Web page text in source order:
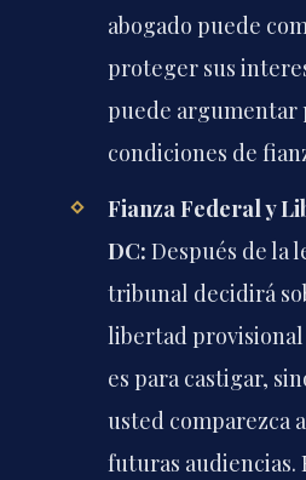
abogado puede
proteger sus
puede argumentar
condiciones de
Fianza Federal y
DC: Después de la
tribunal decidirá
libertad provisional
es para castigar,
usted comparezca
futuras audiencias.